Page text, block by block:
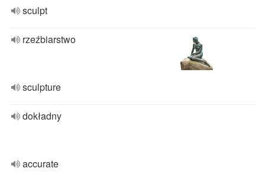
sculpt
rzeźbiarstwo
sculpture
dokładny
accurate